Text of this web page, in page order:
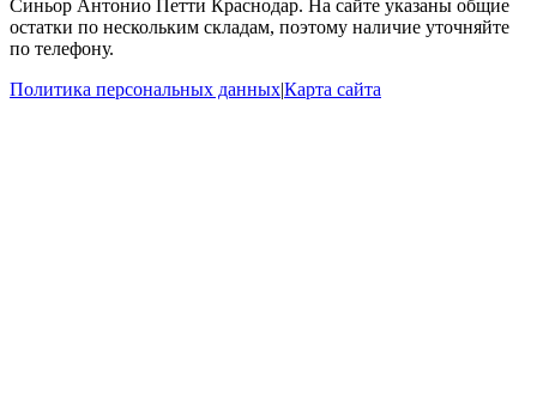
Синьор Антонио Петти Краснодар. На сайте указаны общие
остатки по нескольким складам, поэтому наличие уточняйте
по телефону.
Политика персональных данных|Карта сайта